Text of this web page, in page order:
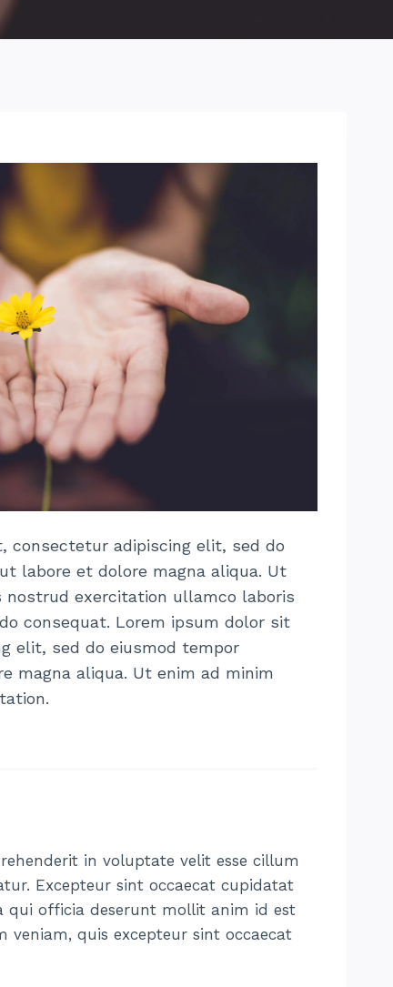
consectetur adipiscing elit, sed do
labore et dolore magna aliqua. Ut
nostrud exercitation ullamco laboris
consequat. Lorem ipsum dolor sit
elit, sed do eiusmod tempor
magna aliqua. Ut enim ad minim
in voluptate velit esse cillum
Excepteur sint occaecat cupidatat
qui officia deserunt mollit anim id est
veniam, quis excepteur sint occaecat